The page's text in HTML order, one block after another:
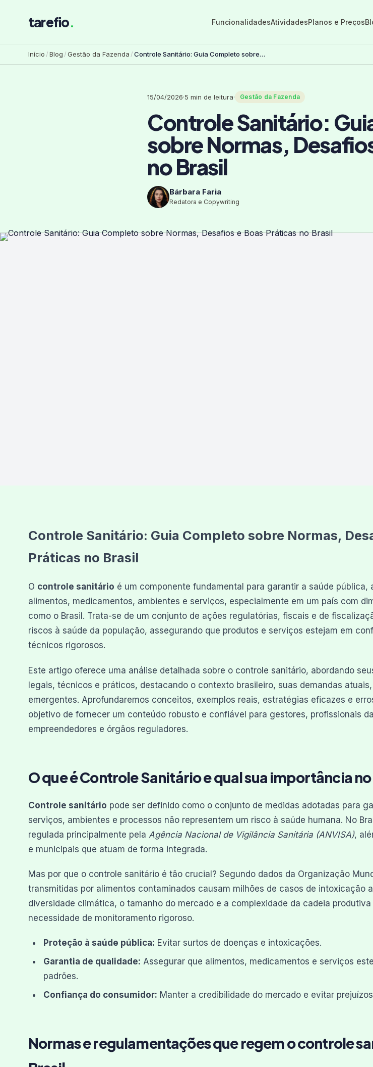
tarefio. FuncionalidadesAtividadesPlanos e Preços
Início /Blog /Gestão da Fazenda /Controle Sanitário: Guia Completo sobre
Normas, Desafios e Boas Práticas no Brasil
15/04/2026·5 min de leitura· Gestão da Fazenda
Controle Sanitário:
sobre Normas,
no Brasil
Bárbara Faria
Redatora e Copywriting
Controle Sanitário: Guia Completo sobre Normas,
Práticas no Brasil
O controle sanitário é um componente fundamental para garantir a saúde pública,
alimentos, medicamentos, ambientes e serviços, especialmente em um país com
como o Brasil. Trata-se de um conjunto de ações regulatórias, fiscais e de
riscos à saúde da população, assegurando que produtos e serviços estejam em
técnicos rigorosos.
Este artigo oferece uma análise detalhada sobre o controle sanitário, abordando
legais, técnicos e práticos, destacando o contexto brasileiro, suas demandas
emergentes. Aprofundaremos conceitos, exemplos reais, estratégias eficazes e
objetivo de fornecer um conteúdo robusto e confiável para gestores, profissionais
empreendedores e órgãos reguladores.
O que é Controle Sanitário e qual sua importância
Controle sanitário pode ser definido como o conjunto de medidas adotadas para
serviços, ambientes e processos não representem um risco à saúde humana. No
regulada principalmente pela Agência Nacional de Vigilância Sanitária (ANVISA),
e municipais que atuam de forma integrada.
Mas por que o controle sanitário é tão crucial? Segundo dados da Organização
transmitidas por alimentos contaminados causam milhões de casos de intoxicação
diversidade climática, o tamanho do mercado e a complexidade da cadeia
necessidade de monitoramento rigoroso.
Proteção à saúde pública: Evitar surtos de doenças e intoxicações.
Garantia de qualidade: Assegurar que alimentos, medicamentos e serviços
padrões.
Confiança do consumidor: Manter a credibilidade do mercado e evitar
Normas e regulamentações que regem o controle